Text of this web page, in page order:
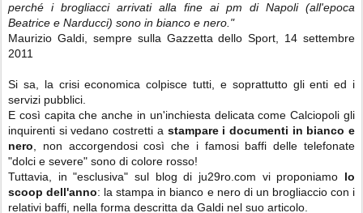
perché i brogliacci arrivati alla fine ai pm di Napoli (all'epoca
Beatrice e Narducci) sono in bianco e nero."
Maurizio Galdi, sempre sulla Gazzetta dello Sport, 14 settembre
2011
Si sa, la crisi economica colpisce tutti, e soprattutto gli enti ed i
servizi pubblici.
E così capita che anche in un'inchiesta delicata come Calciopoli gli
inquirenti si vedano costretti a stampare i documenti in bianco e
nero , non accorgendosi così che i famosi baffi delle telefonate
"dolci e severe" sono di colore rosso!
Tuttavia, in "esclusiva" sul blog di ju29ro.com vi proponiamo lo
scoop dell'anno: la stampa in bianco e nero di un brogliaccio con i
relativi baffi, nella forma descritta da Galdi nel suo articolo.